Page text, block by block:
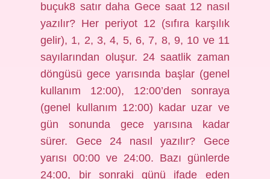
buçuk8 satır daha Gece saat 12 nasıl
yazılır? Her periyot 12 (sıfıra karşılık
gelir), 1, 2, 3, 4, 5, 6, 7, 8, 9, 10 ve 11
sayılarından oluşur. 24 saatlik zaman
döngüsü gece yarısında başlar (genel
kullanım 12:00), 12:00’den sonraya
(genel kullanım 12:00) kadar uzar ve
gün sonunda gece yarısına kadar
sürer. Gece 24 nasıl yazılır? Gece
yarısı 00:00 ve 24:00. Bazı günlerde
24:00, bir sonraki günü ifade eden